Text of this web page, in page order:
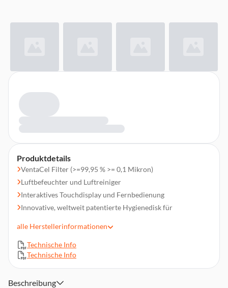
Produktdetails
VentaCel Filter (>=99,95 % >= 0,1 Mikron)
Luftbefeuchter und Luftreiniger
Interaktives Touchdisplay und Fernbedienung
Innovative, weltweit patentierte Hygienedisk für
Leicht entnehmbarer Wassertank
Kein Überfeuchten, kein Kalkniederschlag
5 Leistungsstufen
Schallpegel 17/26/37/43/47 dB(A)
Wassertank 8 l + Wasserwanne 4 l
alle Herstellerinformationen
Technische Info
Technische Info
Beschreibung